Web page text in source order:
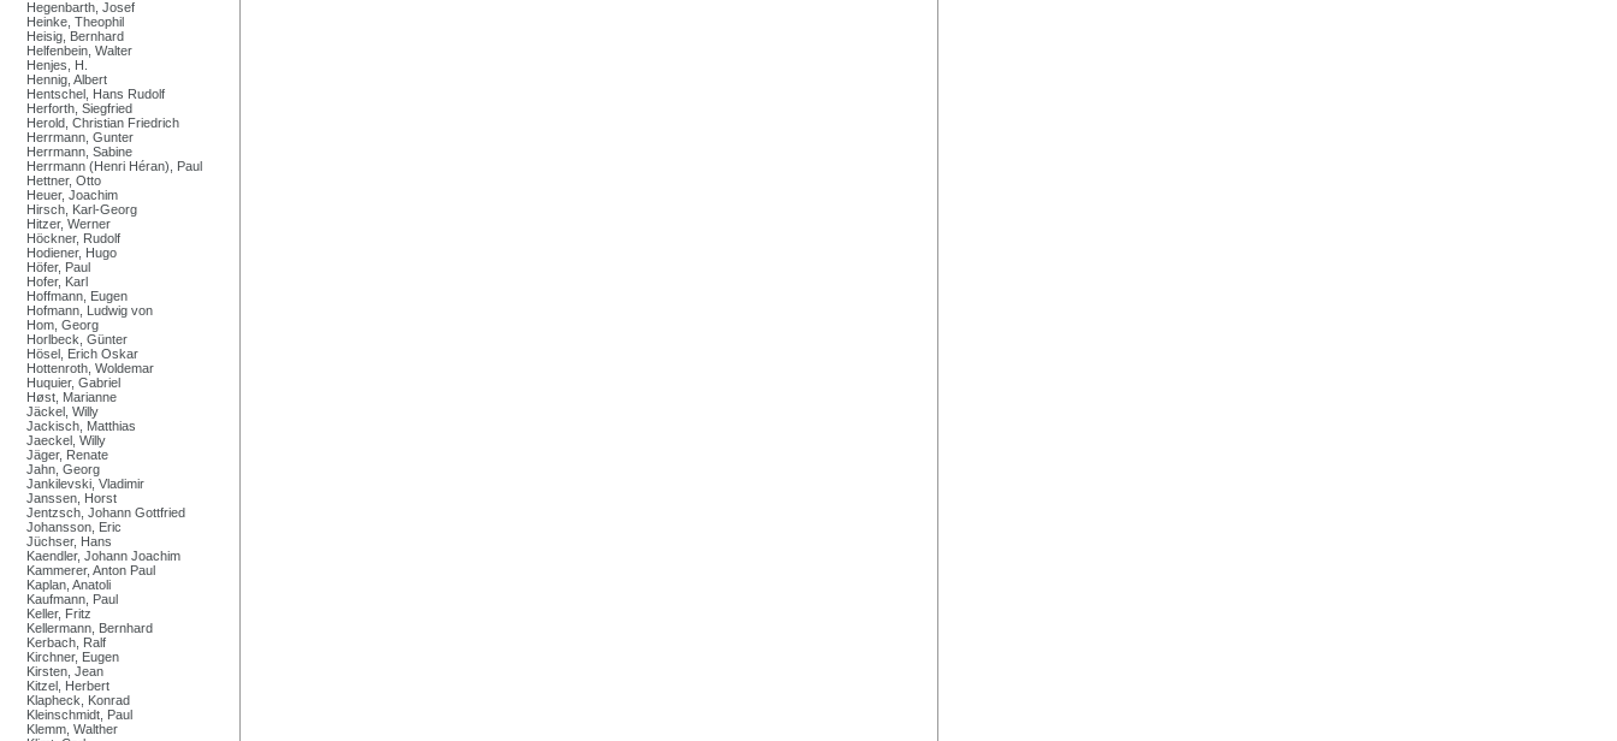
Hegenbarth, Josef
Heinke, Theophil
Heisig, Bernhard
Helfenbein, Walter
Henjes, H.
Hennig, Albert
Hentschel, Hans Rudolf
Herforth, Siegfried
Herold, Christian Friedrich
Herrmann, Gunter
Herrmann, Sabine
Herrmann (Henri Héran), Paul
Hettner, Otto
Heuer, Joachim
Hirsch, Karl-Georg
Hitzer, Werner
Höckner, Rudolf
Hodiener, Hugo
Höfer, Paul
Hofer, Karl
Hoffmann, Eugen
Hofmann, Ludwig von
Hom, Georg
Horlbeck, Günter
Hösel, Erich Oskar
Hottenroth, Woldemar
Huquier, Gabriel
Høst, Marianne
Jäckel, Willy
Jackisch, Matthias
Jaeckel, Willy
Jäger, Renate
Jahn, Georg
Jankilevski, Vladimir
Janssen, Horst
Jentzsch, Johann Gottfried
Johansson, Eric
Jüchser, Hans
Kaendler, Johann Joachim
Kammerer, Anton Paul
Kaplan, Anatoli
Kaufmann, Paul
Keller, Fritz
Kellermann, Bernhard
Kerbach, Ralf
Kirchner, Eugen
Kirsten, Jean
Kitzel, Herbert
Klapheck, Konrad
Kleinschmidt, Paul
Klemm, Walther